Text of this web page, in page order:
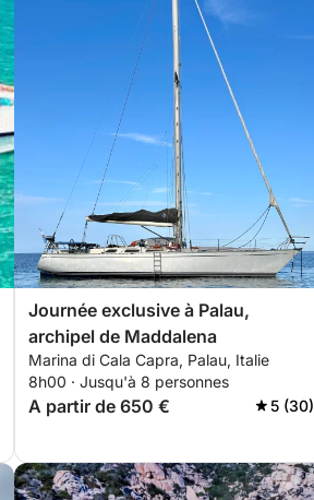
Journée exclusive à Palau,
archipel de Maddalena
Marina di Cala Capra, Palau, Italie
8h00 · Jusqu'à 8 personnes
A partir de 650 € 5 (30)